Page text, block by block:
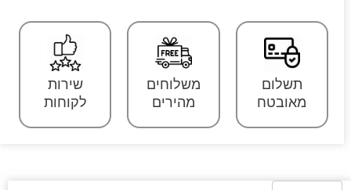
תשלום
מאובטח
משלוחים
מהירים
שירות
לקוחות